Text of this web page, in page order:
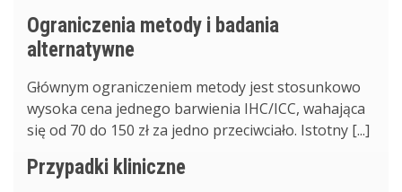
Ograniczenia metody i badania
alternatywne
Głównym ograniczeniem metody jest stosunkowo
wysoka cena jednego barwienia IHC/ICC, wahająca
się od 70 do 150 zł za jedno przeciwciało. Istotny [...]
Przypadki kliniczne